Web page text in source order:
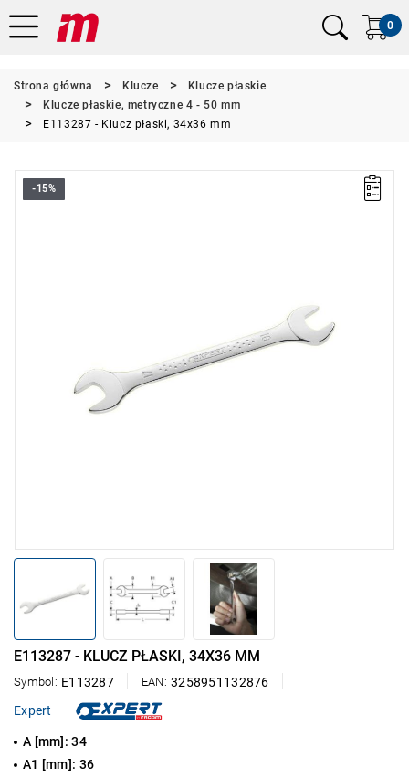
0
Strona główna Klucze
Klucze płaskie
Klucze płaskie, metryczne 4 - 50 mm
E113287 - Klucz płaski, 34x36 mm
-15%
E113287 - KLUCZ PŁASKI, 34X36 MM
Symbol: E113287 EAN: 3258951132876
Expert
A [mm]: 34
A1 [mm]: 36